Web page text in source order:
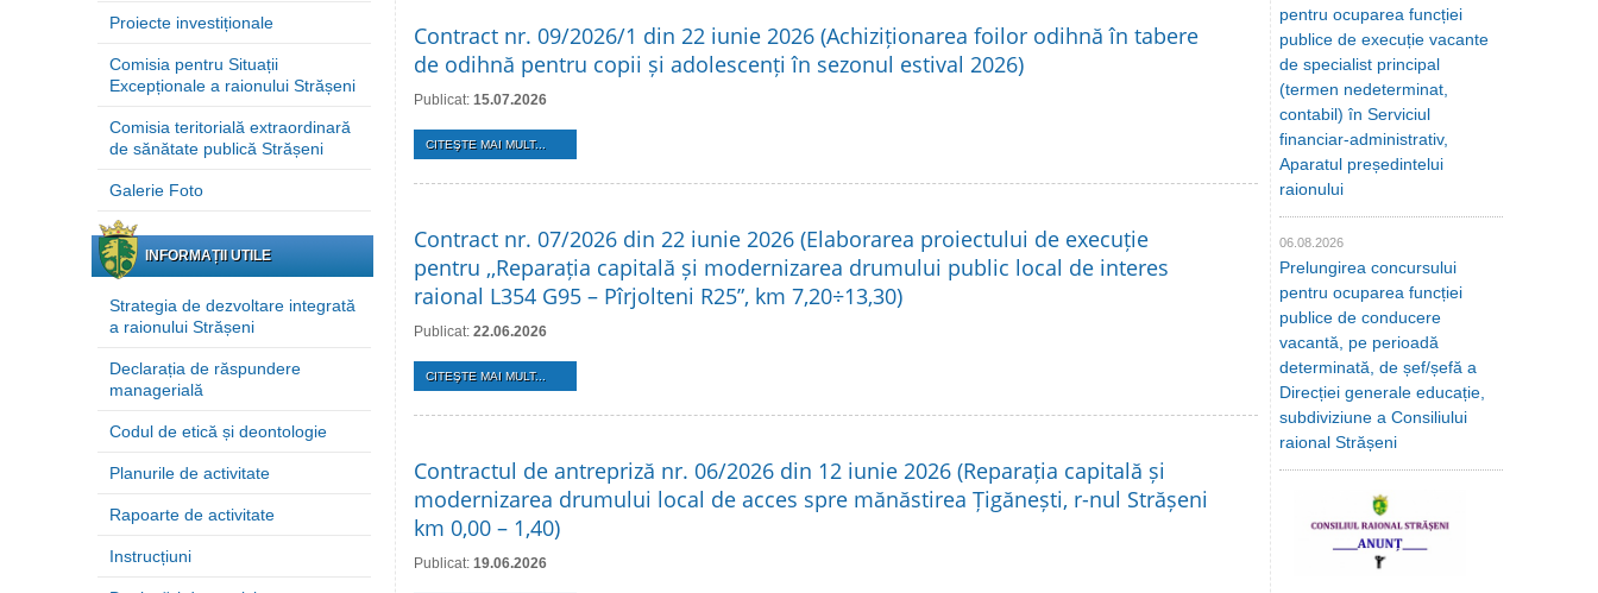
Proiecte investiționale
Comisia pentru Situații
Excepționale a raionului Strășeni
Comisia teritorială extraordinară
de sănătate publică Strășeni
Galerie Foto
INFORMAȚII UTILE
Strategia de dezvoltare integrată
a raionului Strășeni
Declarația de răspundere
managerială
Codul de etică și deontologie
Planurile de activitate
Rapoarte de activitate
Instrucțiuni
Contract nr. 09/2026/1 din 22 iunie 2026 (Achiziționarea foilor odihnă în tabere
de odihnă pentru copii și adolescenți în sezonul estival 2026)
Publicat: 15.07.2026
CITEŞTE MAI MULT...
Contract nr. 07/2026 din 22 iunie 2026 (Elaborarea proiectului de execuție
pentru ,,Reparația capitală și modernizarea drumului public local de interes
raional L354 G95 – Pîrjolteni R25”, km 7,20÷13,30)
Publicat: 22.06.2026
CITEŞTE MAI MULT...
Contractul de antrepriză nr. 06/2026 din 12 iunie 2026 (Reparația capitală și
modernizarea drumului local de acces spre mănăstirea Țigănești, r-nul Strășeni
km 0,00 – 1,40)
Publicat: 19.06.2026
pentru ocuparea funcției
publice de execuție vacante
de specialist principal
(termen nedeterminat,
contabil) în Serviciul
financiar-administrativ,
Aparatul președintelui
raionului
06.08.2026
Prelungirea concursului
pentru ocuparea funcției
publice de conducere
vacantă, pe perioadă
determinată, de șef/șefă a
Direcției generale educație,
subdiviziune a Consiliului
raional Strășeni